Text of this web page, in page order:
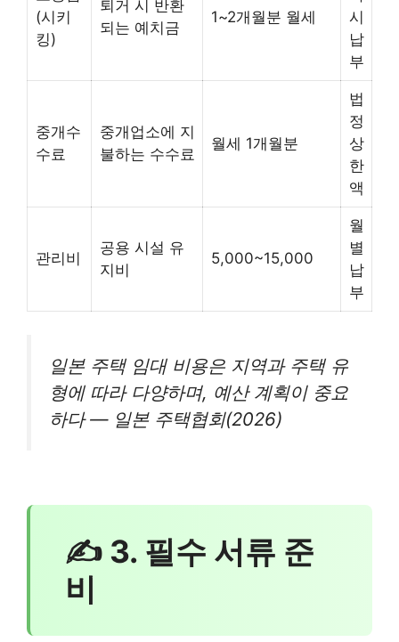
(시키
킹)
퇴거 시 반환
되는 예치금
1~2개월분 월세
시
납
부
중개수
수료
중개업소에 지
불하는 수수료
월세 1개월분
법
정
상
한
액
관리비
공용 시설 유
지비
5,000~15,000
월
별
납
부
일본 주택 임대 비용은 지역과 주택 유
형에 따라 다양하며, 예산 계획이 중요
하다 — 일본 주택협회(2026)
✍ 3. 필수 서류 준
비